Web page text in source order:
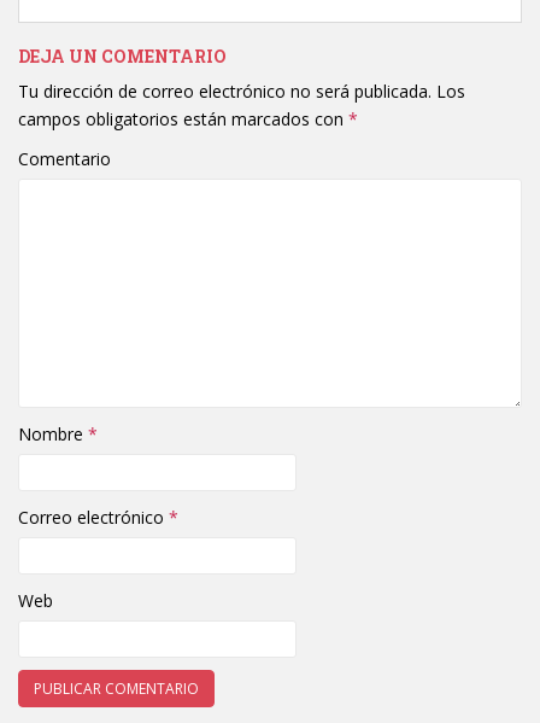
DEJA UN COMENTARIO
Tu dirección de correo electrónico no será publicada. Los
campos obligatorios están marcados con *
Comentario
Nombre *
Correo electrónico *
Web